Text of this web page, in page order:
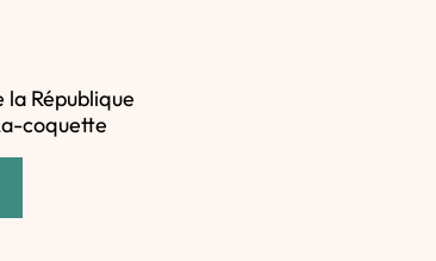
la République
coquette